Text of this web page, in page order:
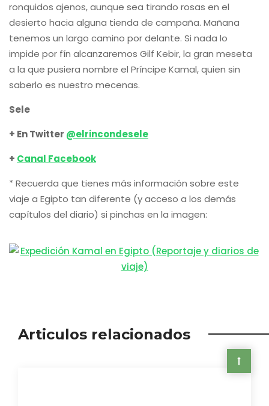
ronquidos ajenos, aunque sea tirando rosas en el
desierto hacia alguna tienda de campaña. Mañana
tenemos un largo camino por delante. Si nada lo
impide por fín alcanzaremos Gilf Kebir, la gran meseta
a la que pusiera nombre el Príncipe Kamal, quien sin
saberlo es nuestro mecenas.
Sele
+ En Twitter @elrincondesele
+ Canal Facebook
* Recuerda que tienes más información sobre este
viaje a Egipto tan diferente (y acceso a los demás
capítulos del diario) si pinchas en la imagen:
Articulos relacionados